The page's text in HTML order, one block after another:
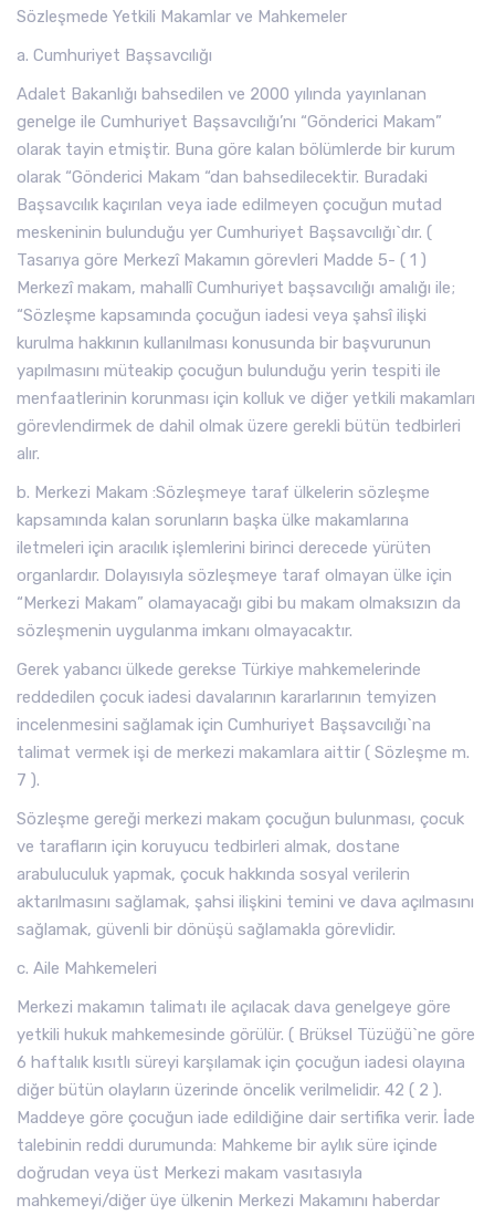
Sözleşmede Yetkili Makamlar ve Mahkemeler
a. Cumhuriyet Başsavcılığı
Adalet Bakanlığı bahsedilen ve 2000 yılında yayınlanan
genelge ile Cumhuriyet Başsavcılığı’nı “Gönderici Makam”
olarak tayin etmiştir. Buna göre kalan bölümlerde bir kurum
olarak “Gönderici Makam “dan bahsedilecektir. Buradaki
Başsavcılık kaçırılan veya iade edilmeyen çocuğun mutad
meskeninin bulunduğu yer Cumhuriyet Başsavcılığı`dır. (
Tasarıya göre Merkezî Makamın görevleri Madde 5- ( 1 )
Merkezî makam, mahallî Cumhuriyet başsavcılığı amalığı ile;
“Sözleşme kapsamında çocuğun iadesi veya şahsî ilişki
kurulma hakkının kullanılması konusunda bir başvurunun
yapılmasını müteakip çocuğun bulunduğu yerin tespiti ile
menfaatlerinin korunması için kolluk ve diğer yetkili makamları
görevlendirmek de dahil olmak üzere gerekli bütün tedbirleri
alır.
b. Merkezi Makam :Sözleşmeye taraf ülkelerin sözleşme
kapsamında kalan sorunların başka ülke makamlarına
iletmeleri için aracılık işlemlerini birinci derecede yürüten
organlardır. Dolayısıyla sözleşmeye taraf olmayan ülke için
“Merkezi Makam” olamayacağı gibi bu makam olmaksızın da
sözleşmenin uygulanma imkanı olmayacaktır.
Gerek yabancı ülkede gerekse Türkiye mahkemelerinde
reddedilen çocuk iadesi davalarının kararlarının temyizen
incelenmesini sağlamak için Cumhuriyet Başsavcılığı`na
talimat vermek işi de merkezi makamlara aittir ( Sözleşme m.
7 ).
Sözleşme gereği merkezi makam çocuğun bulunması, çocuk
ve tarafların için koruyucu tedbirleri almak, dostane
arabuluculuk yapmak, çocuk hakkında sosyal verilerin
aktarılmasını sağlamak, şahsi ilişkini temini ve dava açılmasını
sağlamak, güvenli bir dönüşü sağlamakla görevlidir.
c. Aile Mahkemeleri
Merkezi makamın talimatı ile açılacak dava genelgeye göre
yetkili hukuk mahkemesinde görülür. ( Brüksel Tüzüğü`ne göre
6 haftalık kısıtlı süreyi karşılamak için çocuğun iadesi olayına
diğer bütün olayların üzerinde öncelik verilmelidir. 42 ( 2 ).
Maddeye göre çocuğun iade edildiğine dair sertifika verir. İade
talebinin reddi durumunda: Mahkeme bir aylık süre içinde
doğrudan veya üst Merkezi makam vasıtasıyla
mahkemeyi/diğer üye ülkenin Merkezi Makamını haberdar